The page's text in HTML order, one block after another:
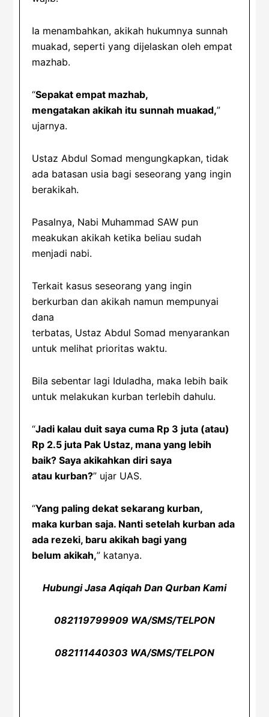
Ia menambahkan, akikah hukumnya sunnah
muakad, seperti yang dijelaskan oleh empat
mazhab.
“Sepakat empat mazhab,
mengatakan akikah itu sunnah muakad,”
ujarnya.
Ustaz Abdul Somad mengungkapkan, tidak
ada batasan usia bagi seseorang yang ingin
berakikah.
Pasalnya, Nabi Muhammad SAW pun
meakukan akikah ketika beliau sudah
menjadi nabi.
Terkait kasus seseorang yang ingin
berkurban dan akikah namun mempunyai
dana
terbatas, Ustaz Abdul Somad menyarankan
untuk melihat prioritas waktu.
Bila sebentar lagi Iduladha, maka lebih baik
untuk melakukan kurban terlebih dahulu.
“Jadi kalau duit saya cuma Rp 3 juta (atau)
Rp 2.5 juta Pak Ustaz, mana yang lebih
baik? Saya akikahkan diri saya
atau kurban?” ujar UAS.
“Yang paling dekat sekarang kurban,
maka kurban saja. Nanti setelah kurban ada
ada rezeki, baru akikah bagi yang
belum akikah,” katanya.
Hubungi Jasa Aqiqah Dan Qurban Kami
082119799909 WA/SMS/TELPON
082111440303 WA/SMS/TELPON